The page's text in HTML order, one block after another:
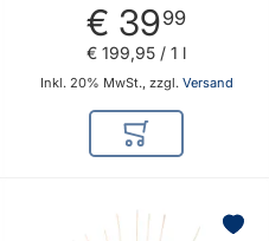
€ 3999
Inkl. 20% MwSt., zzgl. Versand
€ 199,95 / 1 l
In den